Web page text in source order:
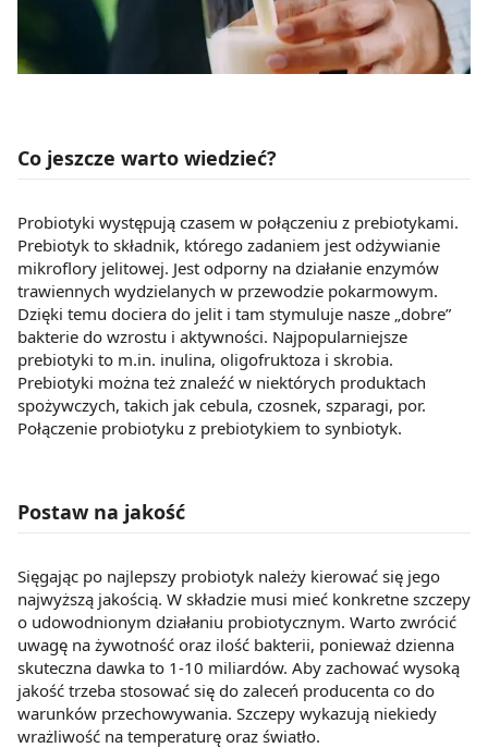
Co jeszcze warto wiedzieć?
Probiotyki występują czasem w połączeniu z prebiotykami.
Prebiotyk to składnik, którego zadaniem jest odżywianie
mikroflory jelitowej. Jest odporny na działanie enzymów
trawiennych wydzielanych w przewodzie pokarmowym.
Dzięki temu dociera do jelit i tam stymuluje nasze „dobre”
bakterie do wzrostu i aktywności. Najpopularniejsze
prebiotyki to m.in. inulina, oligofruktoza i skrobia.
Prebiotyki można też znaleźć w niektórych produktach
spożywczych, takich jak cebula, czosnek, szparagi, por.
Połączenie probiotyku z prebiotykiem to synbiotyk.
Postaw na jakość
Sięgając po najlepszy probiotyk należy kierować się jego
najwyższą jakością. W składzie musi mieć konkretne szczepy
o udowodnionym działaniu probiotycznym. Warto zwrócić
uwagę na żywotność oraz ilość bakterii, ponieważ dzienna
skuteczna dawka to 1-10 miliardów. Aby zachować wysoką
jakość trzeba stosować się do zaleceń producenta co do
warunków przechowywania. Szczepy wykazują niekiedy
wrażliwość na temperaturę oraz światło.